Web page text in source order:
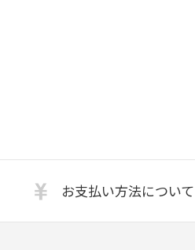
お支払い方法について